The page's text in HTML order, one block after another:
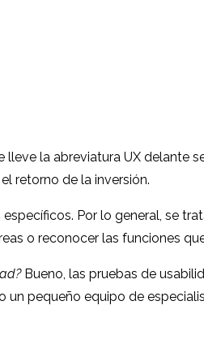
la abreviatura UX delante
retorno de la inversión.
Por lo general, se
o reconocer las funciones
Bueno, las pruebas de
pequeño equipo de